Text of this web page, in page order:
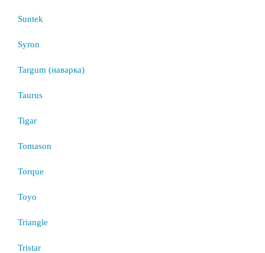
Suntek
Syron
Targum (наварка)
Taurus
Tigar
Tomason
Torque
Toyo
Triangle
Tristar